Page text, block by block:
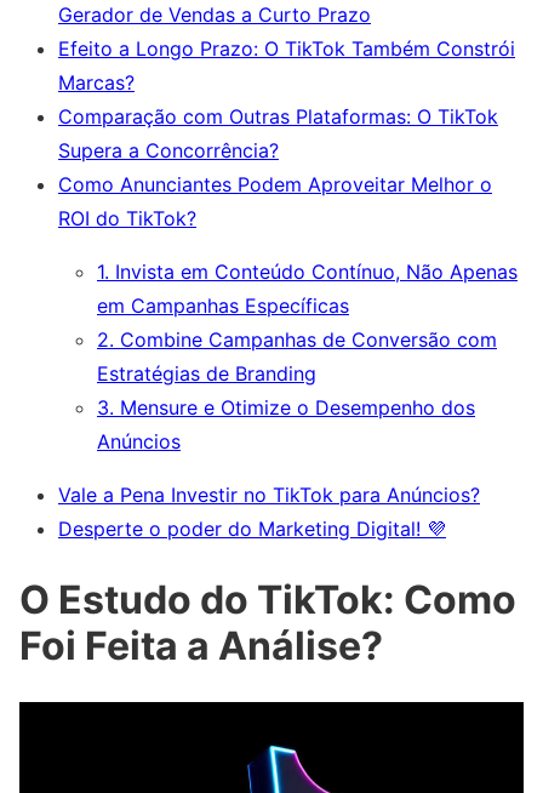
Gerador de Vendas a Curto Prazo
Efeito a Longo Prazo: O TikTok Também Constrói
Marcas?
Comparação com Outras Plataformas: O TikTok
Supera a Concorrência?
Como Anunciantes Podem Aproveitar Melhor o
ROI do TikTok?
1. Invista em Conteúdo Contínuo, Não Apenas
em Campanhas Específicas
2. Combine Campanhas de Conversão com
Estratégias de Branding
3. Mensure e Otimize o Desempenho dos
Anúncios
Vale a Pena Investir no TikTok para Anúncios?
Desperte o poder do Marketing Digital! 💜
O Estudo do TikTok: Como
Foi Feita a Análise?